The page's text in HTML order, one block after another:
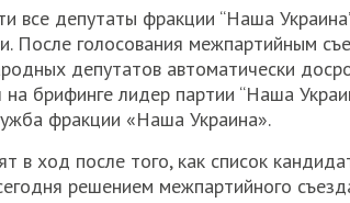
все депутаты фракции “Наша
После голосования межпартийным
депутатов автоматически
брифинге лидер партии “Наша
фракции «Наша Украина».
в ход после того, как список
решением межпартийного